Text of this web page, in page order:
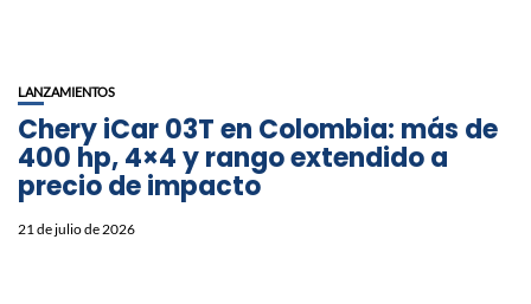
LANZAMIENTOS
Chery iCar 03T en Colombia: más de
400 hp, 4×4 y rango extendido a
precio de impacto
21 de julio de 2026